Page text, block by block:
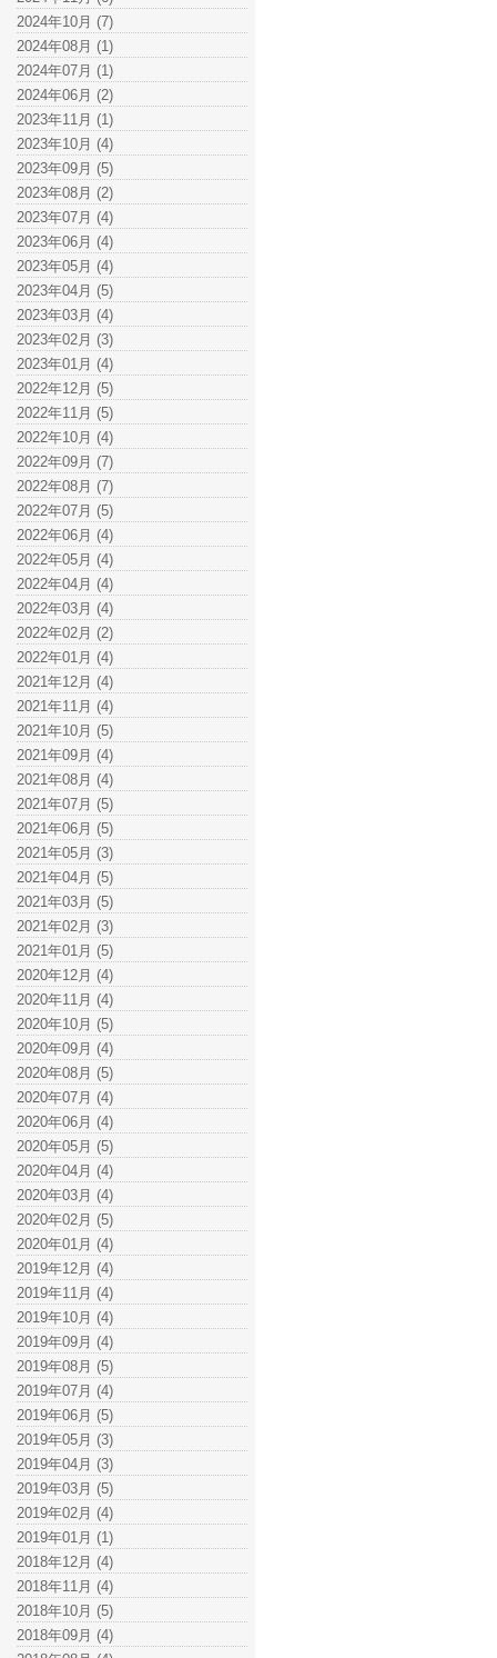
2024年10月 (7)
2024年08月 (1)
2024年07月 (1)
2024年06月 (2)
2023年11月 (1)
2023年10月 (4)
2023年09月 (5)
2023年08月 (2)
2023年07月 (4)
2023年06月 (4)
2023年05月 (4)
2023年04月 (5)
2023年03月 (4)
2023年02月 (3)
2023年01月 (4)
2022年12月 (5)
2022年11月 (5)
2022年10月 (4)
2022年09月 (7)
2022年08月 (7)
2022年07月 (5)
2022年06月 (4)
2022年05月 (4)
2022年04月 (4)
2022年03月 (4)
2022年02月 (2)
2022年01月 (4)
2021年12月 (4)
2021年11月 (4)
2021年10月 (5)
2021年09月 (4)
2021年08月 (4)
2021年07月 (5)
2021年06月 (5)
2021年05月 (3)
2021年04月 (5)
2021年03月 (5)
2021年02月 (3)
2021年01月 (5)
2020年12月 (4)
2020年11月 (4)
2020年10月 (5)
2020年09月 (4)
2020年08月 (5)
2020年07月 (4)
2020年06月 (4)
2020年05月 (5)
2020年04月 (4)
2020年03月 (4)
2020年02月 (5)
2020年01月 (4)
2019年12月 (4)
2019年11月 (4)
2019年10月 (4)
2019年09月 (4)
2019年08月 (5)
2019年07月 (4)
2019年06月 (5)
2019年05月 (3)
2019年04月 (3)
2019年03月 (5)
2019年02月 (4)
2019年01月 (1)
2018年12月 (4)
2018年11月 (4)
2018年10月 (5)
2018年09月 (4)